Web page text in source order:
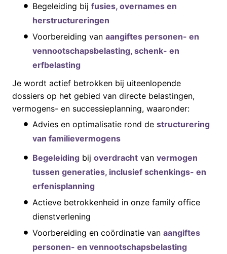
Begeleiding bij fusies, overnames en
herstructureringen
Voorbereiding van aangiftes personen- en
vennootschapsbelasting, schenk- en
erfbelasting
Je wordt actief betrokken bij uiteenlopende
dossiers op het gebied van directe belastingen,
vermogens- en successieplanning, waaronder:
Advies en optimalisatie rond de structurering
van familievermogens
Begeleiding bij overdracht van vermogen
tussen generaties, inclusief schenkings- en
erfenisplanning
Actieve betrokkenheid in onze family office
dienstverlening
Voorbereiding en coördinatie van aangiftes
personen- en vennootschapsbelasting